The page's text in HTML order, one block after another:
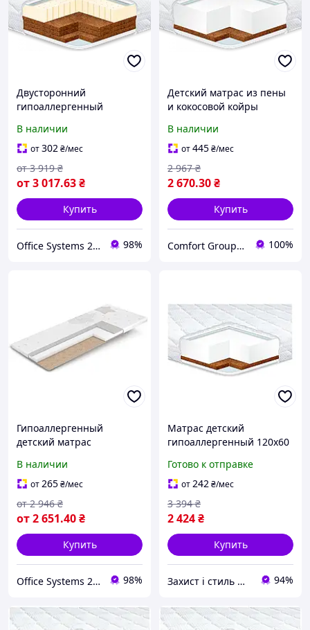
Двусторонний
гипоаллергенный
матрас Kiddy Cocos-Latex
3+3 Eurosleep в кроватку
малышу
В наличии
от302₴/мес
от3 017.63₴
от 3 919 ₴
Купить
Office Systems 24 - меблі для всіх! Україна! Підбираємо з любов'ю! 98%
Детский матрас из пены
и кокосовой койры
съемным чехлом Kiddy
Cocos Кидди Кокос
Eurosleep
В наличии
от445₴/мес
2 670.30₴
2 967 ₴
Купить
Comfort Group- інтернет-магазин товарів для комфортного сну 100%
Гипоаллергенный
детский матрас
до 3 лет Kinder Киндер
Matro
В наличии
от265₴/мес
от2 651.40₴
от 2 946 ₴
Купить
Office Systems 24 - меблі для всіх! Україна! Підбираємо з любов'ю! 98%
Матрас детский
гипоаллергенный 120x60
кокосовая койра
Eurosleep MC-3524
Готово к отправке
от242₴/мес
2 424₴
3 394 ₴
Купить
Захист і стиль — в одному магазині 94%